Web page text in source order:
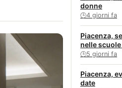
donne
🕒4 giorni fa
Piacenza,
nelle
🕒5 giorni fa
Piacenza,
date